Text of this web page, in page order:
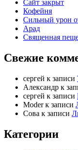
Сайт закрыт
Кофейня
Cильный урон
Арад
Священная
Свежие
cергей к записи
Александр к
cергей к записи
Moderк записи
Сова к записи
Категории